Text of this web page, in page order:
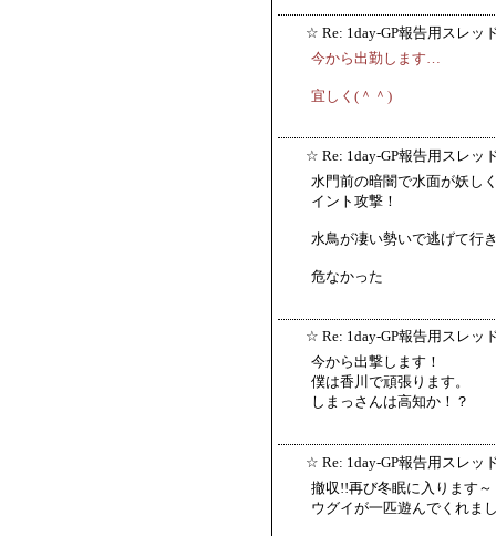
☆ Re: 1day-GP報告用スレッ
今から出勤します…
宜しく(＾＾)ゞ
☆ Re: 1day-GP報告用スレッ
水門前の暗闇で水面が妖し
イント攻撃！
水鳥が凄い勢いで逃げて行
危なかった
☆ Re: 1day-GP報告用スレッ
今から出撃します！
僕は香川で頑張ります。
しまっさんは高知か！？
☆ Re: 1day-GP報告用スレッ
撤収!!再び冬眠に入ります～
ウグイが一匹遊んでくれま